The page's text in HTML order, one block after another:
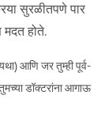
सुरळीतपणे पार
मदत होते.
आणि जर तुम्ही पूर्व-
डॉक्टरांना आगाऊ